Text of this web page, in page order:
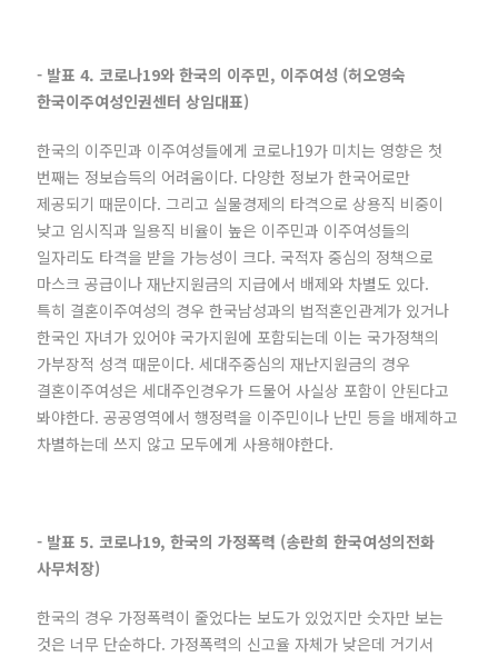
- 발표 4. 코로나19와 한국의 이주민, 이주여성 (허오영숙
한국이주여성인권센터 상임대표)
한국의 이주민과 이주여성들에게 코로나19가 미치는 영향은 첫
번째는 정보습득의 어려움이다. 다양한 정보가 한국어로만
제공되기 때문이다. 그리고 실물경제의 타격으로 상용직 비중이
낮고 임시직과 일용직 비율이 높은 이주민과 이주여성들의
일자리도 타격을 받을 가능성이 크다. 국적자 중심의 정책으로
마스크 공급이나 재난지원금의 지급에서 배제와 차별도 있다.
특히 결혼이주여성의 경우 한국남성과의 법적혼인관계가 있거나
한국인 자녀가 있어야 국가지원에 포함되는데 이는 국가정책의
가부장적 성격 때문이다. 세대주중심의 재난지원금의 경우
결혼이주여성은 세대주인경우가 드물어 사실상 포함이 안된다고
봐야한다. 공공영역에서 행정력을 이주민이나 난민 등을 배제하고
차별하는데 쓰지 않고 모두에게 사용해야한다.
- 발표 5. 코로나19, 한국의 가정폭력 (송란희 한국여성의전화
사무처장)
한국의 경우 가정폭력이 줄었다는 보도가 있었지만 숫자만 보는
것은 너무 단순하다. 가정폭력의 신고율 자체가 낮은데 거기서